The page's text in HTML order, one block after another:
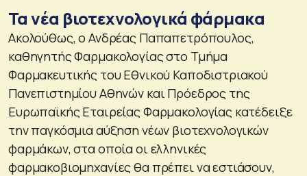
Τα νέα βιοτεχνολογικά φάρμακα
Ακολούθως, ο Ανδρέας Παπαπετρόπουλος,
καθηγητής Φαρμακολογίας στο Τμήμα
Φαρμακευτικής του Εθνικού Καποδιστριακού
Πανεπιστημίου Αθηνών και Πρόεδρος της
Ευρωπαϊκής Εταιρείας Φαρμακολογίας κατέδειξε
την παγκόσμια αύξηση νέων βιοτεχνολογικών
φαρμάκων, στα οποία οι ελληνικές
φαρμακοβιομηχανίες θα πρέπει να εστιάσουν,